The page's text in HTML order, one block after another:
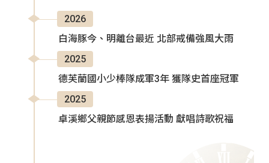
2026
白海豚今、明離台最近 北部戒備強風大雨
2025
德芙蘭國小少棒隊成軍3年 獲隊史首座冠軍
2025
卓溪鄉父親節感恩表揚活動 獻唱詩歌祝福